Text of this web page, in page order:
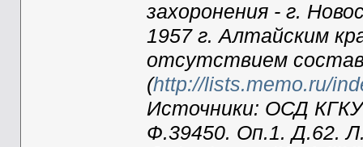
захоронения - г.
1957 г. Алтайским
отсутствием
(http://lists.memo.ru/
Источники: ОСД
Ф.39450. Оп.1. Д.62.